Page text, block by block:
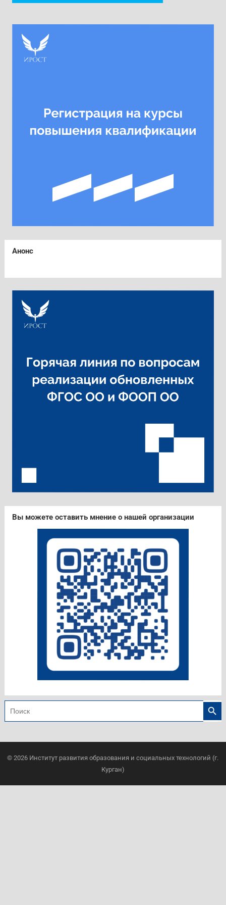
Анонс
Вы можете оставить мнение о нашей организации
Search
for:
© 2026 Институт развития образования и социальных технологий (г.
Курган)